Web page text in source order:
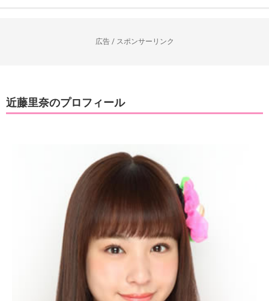
広告 / スポンサーリンク
近藤里奈のプロフィール